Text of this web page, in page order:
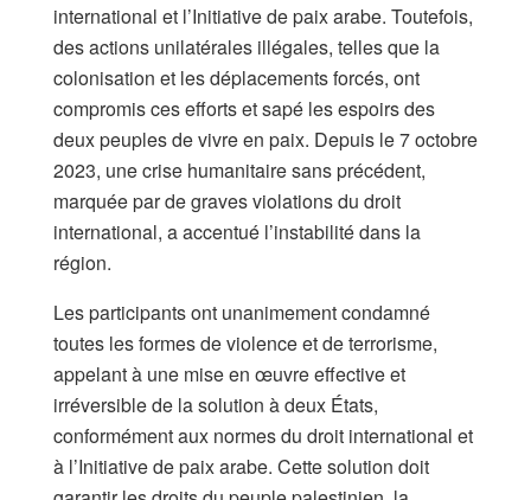
international et l’Initiative de paix arabe. Toutefois,
des actions unilatérales illégales, telles que la
colonisation et les déplacements forcés, ont
compromis ces efforts et sapé les espoirs des
deux peuples de vivre en paix. Depuis le 7 octobre
2023, une crise humanitaire sans précédent,
marquée par de graves violations du droit
international, a accentué l’instabilité dans la
région.
Les participants ont unanimement condamné
toutes les formes de violence et de terrorisme,
appelant à une mise en œuvre effective et
irréversible de la solution à deux États,
conformément aux normes du droit international et
à l’Initiative de paix arabe. Cette solution doit